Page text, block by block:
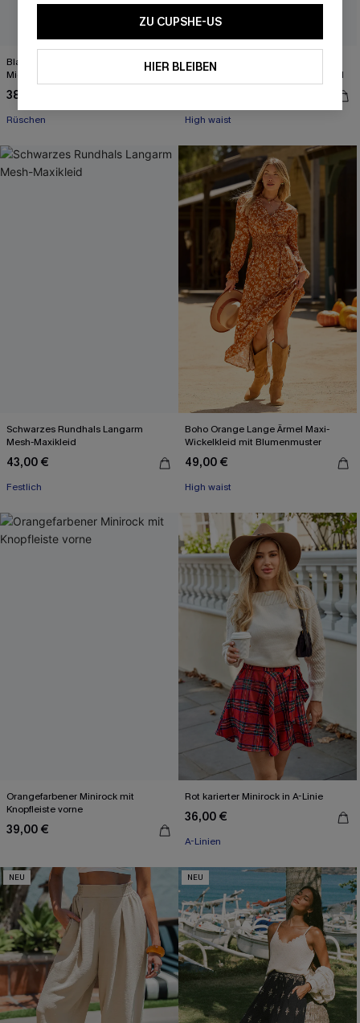
Blauer Elastischer Bund Plissierter
Midirock
38,00 €
Rüschen
Blaues Ärmelloses Gesmoktes
Quadratischer Ausschnitt Maxikleid
High waist
Schwarzes Rundhals Langarm
Mesh-Maxikleid
43,00 €
Festlich
Boho Orange Lange Ärmel Maxi-
Wickelkleid mit Blumenmuster
49,00 €
High waist
Orangefarbener Minirock mit
Knopfleiste vorne
39,00 €
Rot karierter Minirock in A-Linie
36,00 €
A-Linien
NEU NEU
ZU CUPSHE-US
HIER BLEIBEN